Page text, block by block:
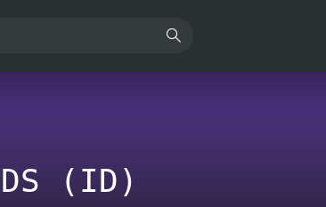
(ID)